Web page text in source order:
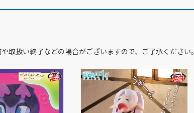
扱い終了などの場合がございますので、ご了承ください。